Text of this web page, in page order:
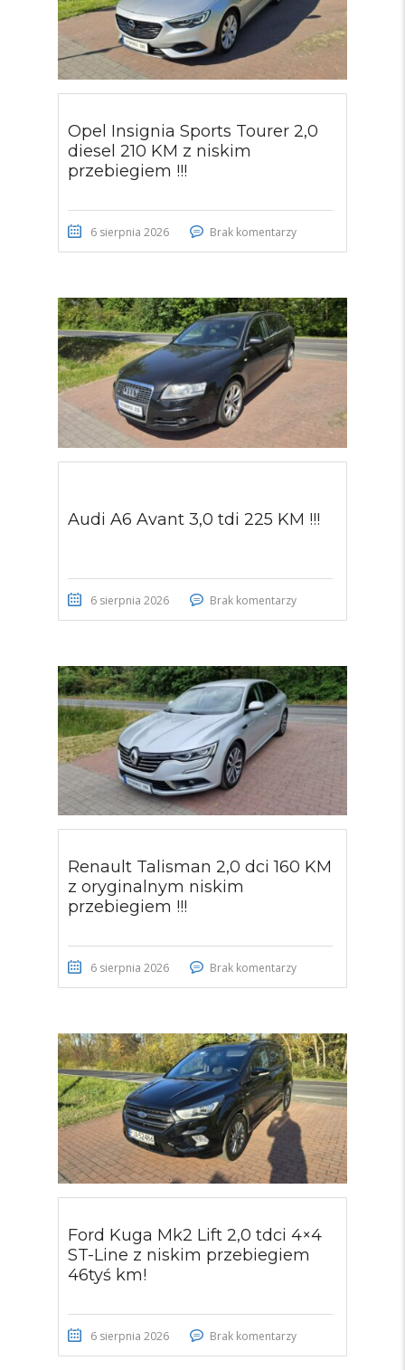
Opel Insignia Sports Tourer 2,0
diesel 210 KM z niskim
przebiegiem !!!
6 sierpnia 2026 Brak komentarzy
Audi A6 Avant 3,0 tdi 225 KM !!!
6 sierpnia 2026 Brak komentarzy
Renault Talisman 2,0 dci 160 KM
z oryginalnym niskim
przebiegiem !!!
6 sierpnia 2026 Brak komentarzy
Ford Kuga Mk2 Lift 2,0 tdci 4×4
ST-Line z niskim przebiegiem
46tyś km!
6 sierpnia 2026 Brak komentarzy